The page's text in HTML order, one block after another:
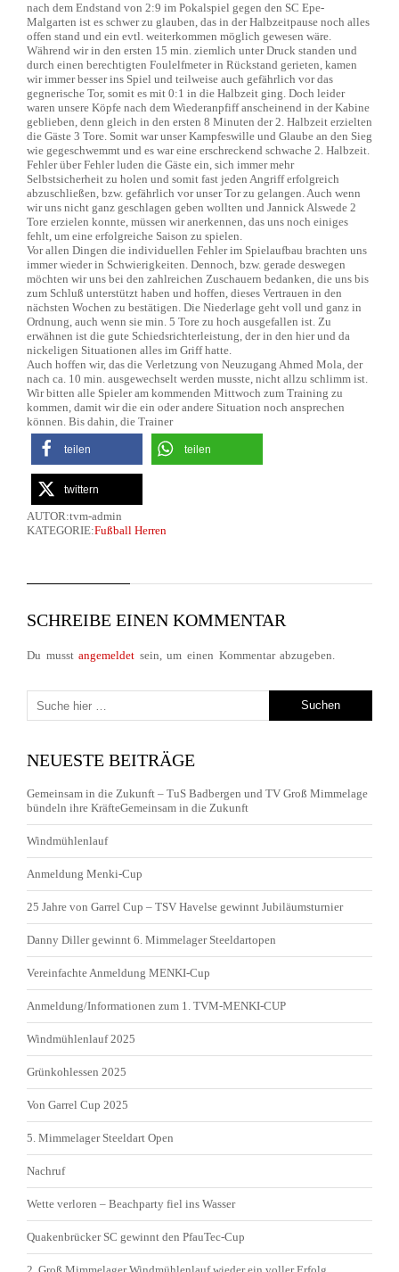
nach dem Endstand von 2:9 im Pokalspiel gegen den SC Epe-
Malgarten ist es schwer zu glauben, das in der Halbzeitpause noch alles
offen stand und ein evtl. weiterkommen möglich gewesen wäre.
Während wir in den ersten 15 min. ziemlich unter Druck standen und
durch einen berechtigten Foulelfmeter in Rückstand gerieten, kamen
wir immer besser ins Spiel und teilweise auch gefährlich vor das
gegnerische Tor, somit es mit 0:1 in die Halbzeit ging. Doch leider
waren unsere Köpfe nach dem Wiederanpfiff anscheinend in der Kabine
geblieben, denn gleich in den ersten 8 Minuten der 2. Halbzeit erzielten
die Gäste 3 Tore. Somit war unser Kampfeswille und Glaube an den Sieg
wie gegeschwemmt und es war eine erschreckend schwache 2. Halbzeit.
Fehler über Fehler luden die Gäste ein, sich immer mehr
Selbstsicherheit zu holen und somit fast jeden Angriff erfolgreich
abzuschließen, bzw. gefährlich vor unser Tor zu gelangen. Auch wenn
wir uns nicht ganz geschlagen geben wollten und Jannick Alswede 2
Tore erzielen konnte, müssen wir anerkennen, das uns noch einiges
fehlt, um eine erfolgreiche Saison zu spielen.
Vor allen Dingen die individuellen Fehler im Spielaufbau brachten uns
immer wieder in Schwierigkeiten. Dennoch, bzw. gerade deswegen
möchten wir uns bei den zahlreichen Zuschauern bedanken, die uns bis
zum Schluß unterstützt haben und hoffen, dieses Vertrauen in den
nächsten Wochen zu bestätigen. Die Niederlage geht voll und ganz in
Ordnung, auch wenn sie min. 5 Tore zu hoch ausgefallen ist. Zu
erwähnen ist die gute Schiedsrichterleistung, der in den hier und da
nickeligen Situationen alles im Griff hatte.
Auch hoffen wir, das die Verletzung von Neuzugang Ahmed Mola, der
nach ca. 10 min. ausgewechselt werden musste, nicht allzu schlimm ist.
Wir bitten alle Spieler am kommenden Mittwoch zum Training zu
kommen, damit wir die ein oder andere Situation noch ansprechen
können. Bis dahin, die Trainer
teilen teilen
twittern
AUTOR:tvm-admin
KATEGORIE:Fußball Herren
SCHREIBE EINEN KOMMENTAR
Du musstangemeldet sein, um einen Kommentar abzugeben.
NEUESTE BEITRÄGE
Gemeinsam in die Zukunft – TuS Badbergen und TV Groß Mimmelage
bündeln ihre KräfteGemeinsam in die Zukunft
Windmühlenlauf
Anmeldung Menki-Cup
25 Jahre von Garrel Cup – TSV Havelse gewinnt Jubiläumsturnier
Danny Diller gewinnt 6. Mimmelager Steeldartopen
Vereinfachte Anmeldung MENKI-Cup
Anmeldung/Informationen zum 1. TVM-MENKI-CUP
Windmühlenlauf 2025
Grünkohlessen 2025
Von Garrel Cup 2025
5. Mimmelager Steeldart Open
Nachruf
Wette verloren – Beachparty fiel ins Wasser
Quakenbrücker SC gewinnt den PfauTec-Cup